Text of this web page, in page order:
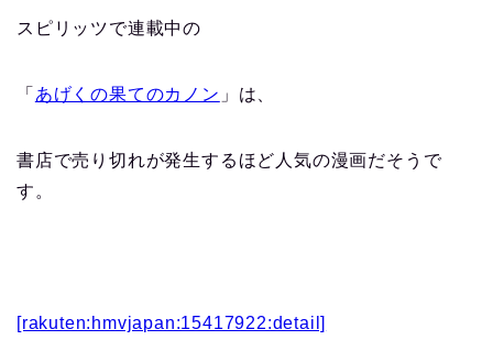
スピリッツで連載中の
「 あげくの果てのカノン 」は、
書店で売り切れが発生するほど人気の漫画だそうで
す。
[rakuten:hmvjapan:15417922:detail]